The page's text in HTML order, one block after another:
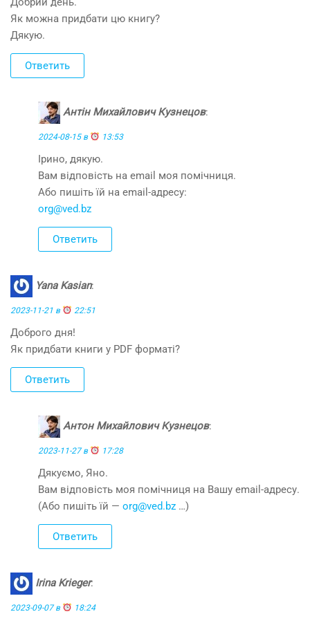
Як можна придбати цю книгу?
Дякую.
Ответить
Антін Михайлович Кузнецов:
2024-08-15 в 13:53
Ірино, дякую.
Вам відповість на email моя помічниця.
Або пишіть їй на email-адресу:
org@ved.bz
Ответить
Yana Kasian:
2023-11-21 в 22:51
Доброго дня!
Як придбати книги у PDF форматі?
Ответить
Антон Михайлович Кузнецов:
2023-11-27 в 17:28
Дякуємо, Яно.
Вам відповість моя помічниця на Вашу email-адресу.
(Або пишіть їй — org@ved.bz …)
Ответить
Irina Krieger:
2023-09-07 в 18:24